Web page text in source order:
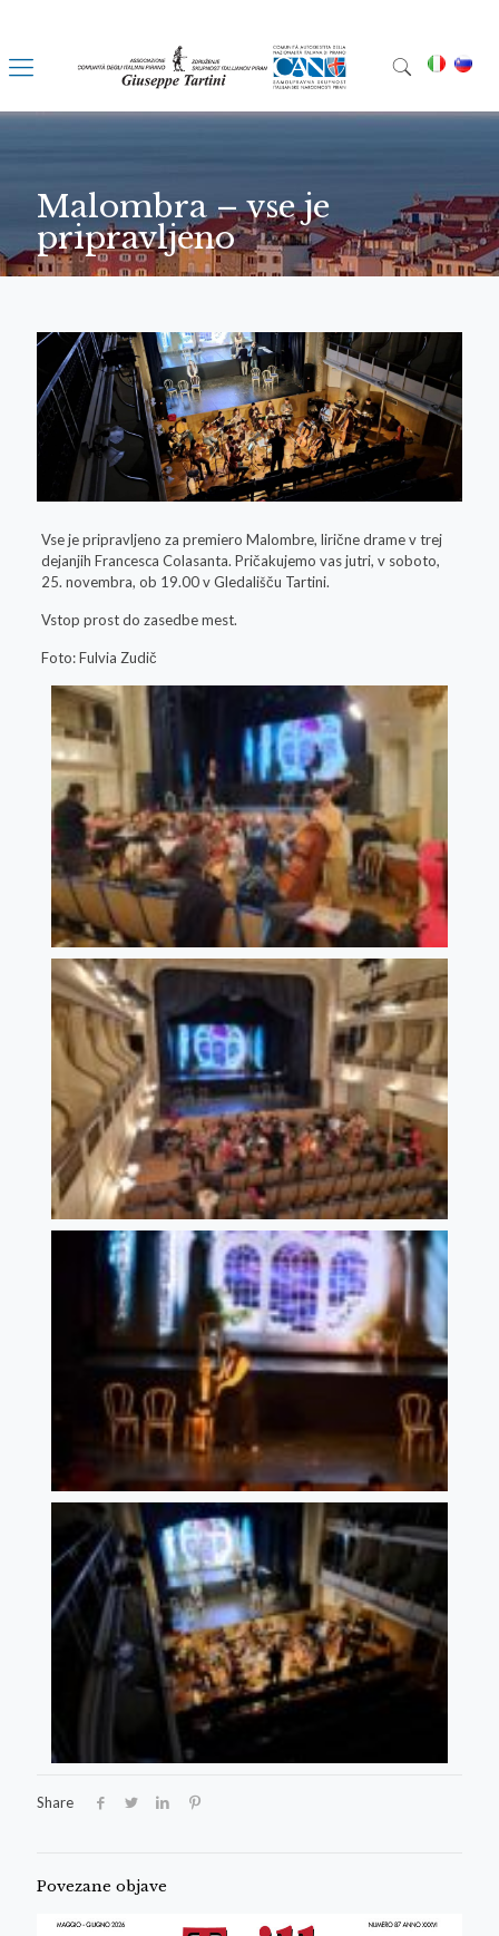
Malombra – vse je
pripravljeno
Vse je pripravljeno za premiero Malombre, lirične drame v trej
dejanjih Francesca Colasanta. Pričakujemo vas jutri, v soboto,
25. novembra, ob 19.00 v Gledališču Tartini.
Vstop prost do zasedbe mest.
Foto: Fulvia Zudič
Share
Povezane objave